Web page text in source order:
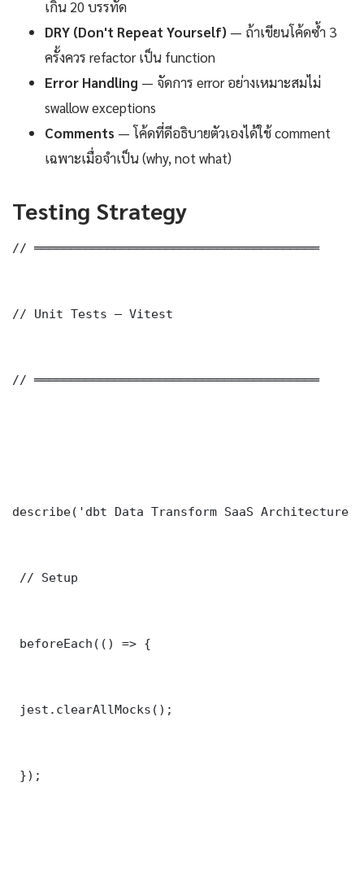
เกิน 20 บรรทัด
DRY (Don't Repeat Yourself) — ถ้าเขียนโค้ดซ้ำ 3
ครั้งควร refactor เป็น function
Error Handling — จัดการ error อย่างเหมาะสมไม่
swallow exceptions
Comments — โค้ดที่ดีอธิบายตัวเองได้ใช้ comment
เฉพาะเมื่อจำเป็น (why, not what)
Testing Strategy
// ═══════════════════════════════════════
// Unit Tests — Vitest
// ═══════════════════════════════════════
describe('dbt Data Transform SaaS
// Setup
beforeEach(() => {
jest.clearAllMocks();
});